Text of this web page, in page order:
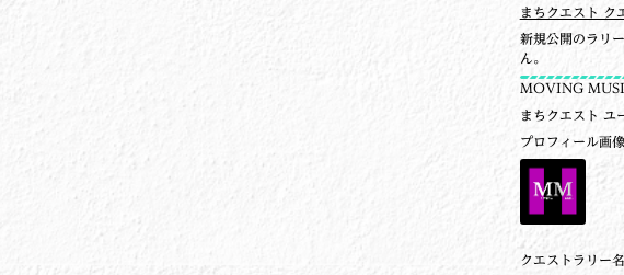
まちクエスト ク
新規公開のラリ
ん。
MOVING
まちクエスト ユ
プロフィール画像
クエストラリー